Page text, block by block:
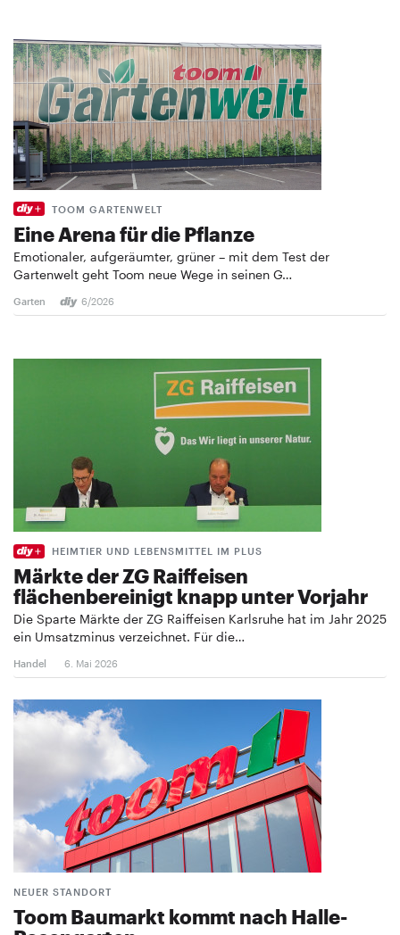
TOOM GARTENWELT
Eine Arena für die Pflanze
Emotionaler, aufgeräumter, grüner – mit dem Test der
Gartenwelt geht Toom neue Wege in seinen G…
Garten 6/2026
HEIMTIER UND LEBENSMITTEL IM PLUS
Märkte der ZG Raiffeisen
flächenbereinigt knapp unter Vorjahr
Die Sparte Märkte der ZG Raiffeisen Karlsruhe hat im Jahr 2025
ein Umsatzminus verzeichnet. Für die…
Handel 6. Mai 2026
NEUER STANDORT
Toom Baumarkt kommt nach Halle-